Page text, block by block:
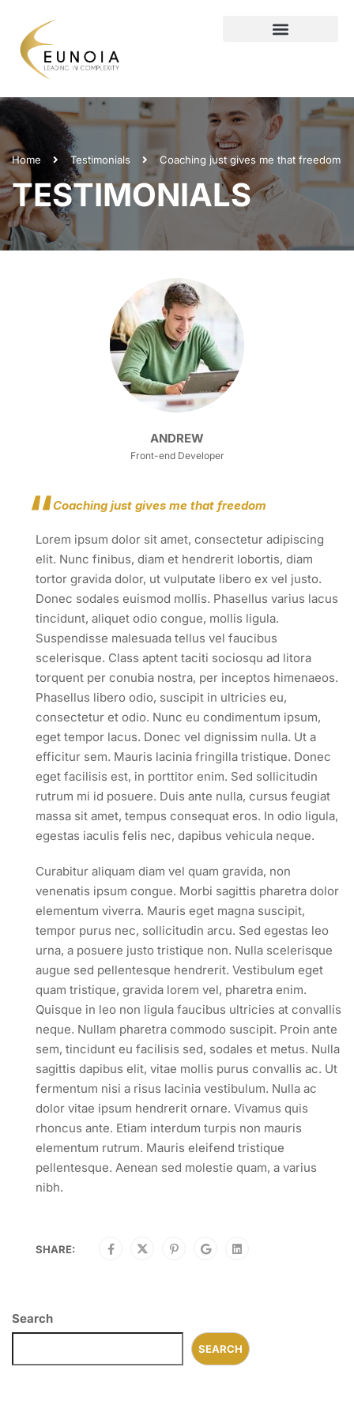
Home Testimonials Coaching just gives me that freedom
TESTIMONIALS
ANDREW
Front-end Developer
Coaching just gives me that freedom
Lorem ipsum dolor sit amet, consectetur adipiscing
elit. Nunc finibus, diam et hendrerit lobortis, diam
tortor gravida dolor, ut vulputate libero ex vel justo.
Donec sodales euismod mollis. Phasellus varius lacus
tincidunt, aliquet odio congue, mollis ligula.
Suspendisse malesuada tellus vel faucibus
scelerisque. Class aptent taciti sociosqu ad litora
torquent per conubia nostra, per inceptos himenaeos.
Phasellus libero odio, suscipit in ultricies eu,
consectetur et odio. Nunc eu condimentum ipsum,
eget tempor lacus. Donec vel dignissim nulla. Ut a
efficitur sem. Mauris lacinia fringilla tristique. Donec
eget facilisis est, in porttitor enim. Sed sollicitudin
rutrum mi id posuere. Duis ante nulla, cursus feugiat
massa sit amet, tempus consequat eros. In odio ligula,
egestas iaculis felis nec, dapibus vehicula neque.
Curabitur aliquam diam vel quam gravida, non
venenatis ipsum congue. Morbi sagittis pharetra dolor
elementum viverra. Mauris eget magna suscipit,
tempor purus nec, sollicitudin arcu. Sed egestas leo
urna, a posuere justo tristique non. Nulla scelerisque
augue sed pellentesque hendrerit. Vestibulum eget
quam tristique, gravida lorem vel, pharetra enim.
Quisque in leo non ligula faucibus ultricies at convallis
neque. Nullam pharetra commodo suscipit. Proin ante
sem, tincidunt eu facilisis sed, sodales et metus. Nulla
sagittis dapibus elit, vitae mollis purus convallis ac. Ut
fermentum nisi a risus lacinia vestibulum. Nulla ac
dolor vitae ipsum hendrerit ornare. Vivamus quis
rhoncus ante. Etiam interdum turpis non mauris
elementum rutrum. Mauris eleifend tristique
pellentesque. Aenean sed molestie quam, a varius
nibh.
SHARE:
Search
SEARCH